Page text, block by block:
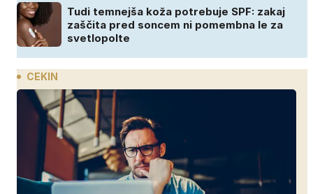
Tudi temnejša koža potrebuje SPF: zakaj
zaščita pred soncem ni pomembna le za
svetlopolte
CEKIN